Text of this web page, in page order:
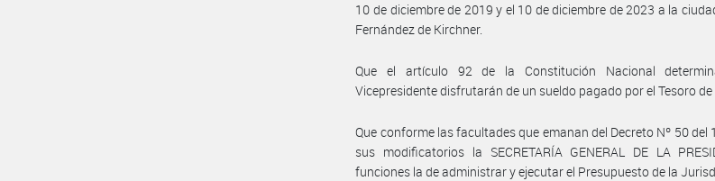
10 de diciembre de 2019 y el 10 de diciembre de 2023 a la
Fernández de Kirchner.
Que el artículo 92 de la Constitución Nacional
Vicepresidente disfrutarán de un sueldo pagado por el Tesoro de
Que conforme las facultades que emanan del Decreto Nº 50 del
sus modificatorios la SECRETARÍA GENERAL DE LA
funciones la de administrar y ejecutar el Presupuesto de la